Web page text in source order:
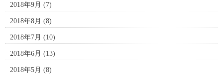
2018年9月 (7)
2018年8月 (8)
2018年7月 (10)
2018年6月 (13)
2018年5月 (8)